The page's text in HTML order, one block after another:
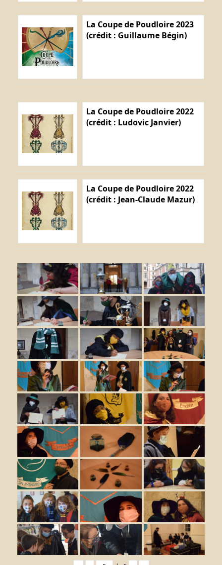
La Coupe de Poudloire 2023
(crédit : Guillaume Bégin)
La Coupe de Poudloire 2022
(crédit : Ludovic Janvier)
La Coupe de Poudloire 2022
(crédit : Jean-Claude Mazur)